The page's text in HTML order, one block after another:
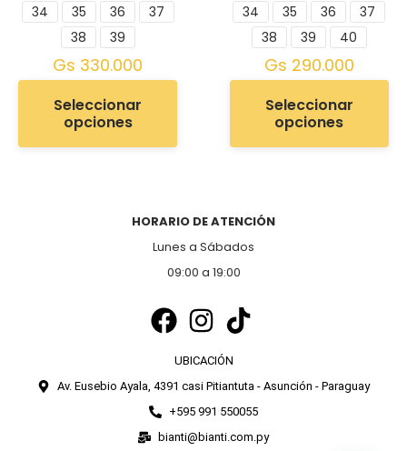
34 35 36
37
38
39
Gs 330.000
Seleccionar
opciones
34 35 36
37
38
39 40
Gs 290.000
Seleccionar
opciones
HORARIO DE ATENCIÓN
Lunes a Sábados
09:00 a 19:00
UBICACIÓN
Av. Eusebio Ayala, 4391 casi Pitiantuta - Asunción - Paraguay
+595 991 550055
bianti@bianti.com.py